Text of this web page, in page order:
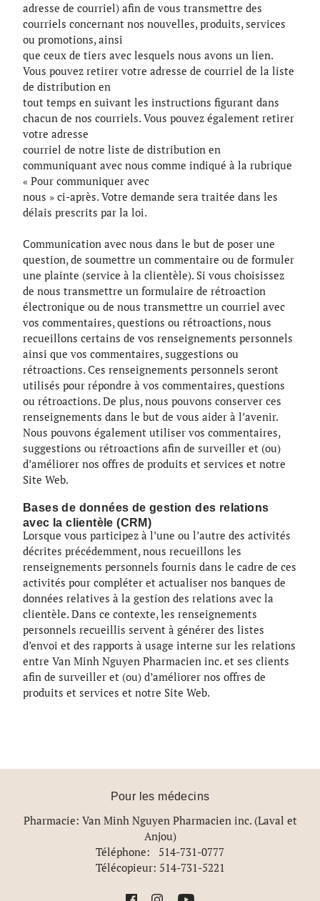
adresse de courriel) afin de vous transmettre des
courriels concernant nos nouvelles, produits, services
ou promotions, ainsi
que ceux de tiers avec lesquels nous avons un lien.
Vous pouvez retirer votre adresse de courriel de la liste
de distribution en
tout temps en suivant les instructions figurant dans
chacun de nos courriels. Vous pouvez également retirer
votre adresse
courriel de notre liste de distribution en
communiquant avec nous comme indiqué à la rubrique
« Pour communiquer avec
nous » ci-après. Votre demande sera traitée dans les
délais prescrits par la loi.
Communication avec nous dans le but de poser une
question, de soumettre un commentaire ou de formuler
une plainte (service à la clientèle). Si vous choisissez
de nous transmettre un formulaire de rétroaction
électronique ou de nous transmettre un courriel avec
vos commentaires, questions ou rétroactions, nous
recueillons certains de vos renseignements personnels
ainsi que vos commentaires, suggestions ou
rétroactions. Ces renseignements personnels seront
utilisés pour répondre à vos commentaires, questions
ou rétroactions. De plus, nous pouvons conserver ces
renseignements dans le but de vous aider à l’avenir.
Nous pouvons également utiliser vos commentaires,
suggestions ou rétroactions afin de surveiller et (ou)
d’améliorer nos offres de produits et services et notre
Site Web.
Bases de données de gestion des relations
avec la clientèle (CRM)
Lorsque vous participez à l’une ou l’autre des activités
décrites précédemment, nous recueillons les
renseignements personnels fournis dans le cadre de ces
activités pour compléter et actualiser nos banques de
données relatives à la gestion des relations avec la
clientèle. Dans ce contexte, les renseignements
personnels recueillis servent à générer des listes
d’envoi et des rapports à usage interne sur les relations
entre Van Minh Nguyen Pharmacien inc. et ses clients
afin de surveiller et (ou) d’améliorer nos offres de
produits et services et notre Site Web.
Pour les médecins
Pharmacie: Van Minh Nguyen Pharmacien inc. (Laval et
Anjou)
Téléphone: 514-731-0777
Télécopieur: 514-731-5221